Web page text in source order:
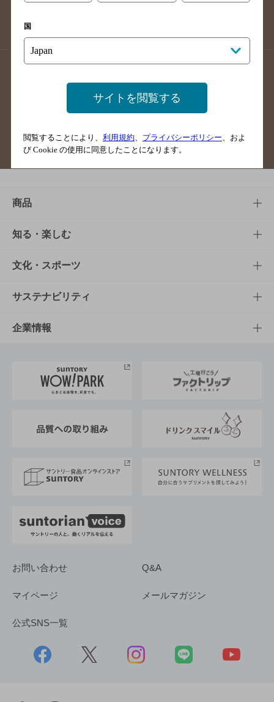
掲載店舗様ログイン
サイトマップ ご意見・ご感想
商品
商品TOP
商品一覧
商品発売情報
栄養成分一覧
知る・楽しむ
知る・楽しむTOP
キャンペーン
工場見学
地域情報
文化・スポーツ
文化・スポーツTOP
サントリーホール
サントリーサンバーズ大阪
サステナビリティ
サステナビリティTOP
サントリーが考えるサステナビリティ経営
企業情報
企業概要
採用情報
お問い合わせ Q&A
マイページ メールマガジン
公式SNS一覧
国
サイトを閲覧する
閲覧することにより、 利用規約 プライバシーポリシー 、およ
び Cookie の使用に同意したことになります。